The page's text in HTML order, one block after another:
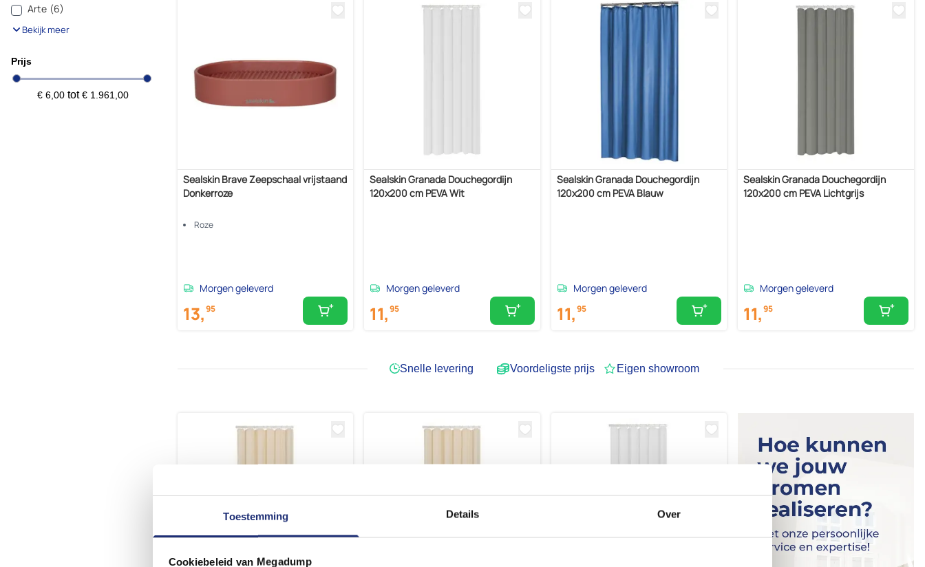
Toestemming Details Over
Cookiebeleid van Megadump
Arte (6)
Bekijk meer
Prijs
€ 6,00 tot € 1.961,00
Sealskin Brave Zeepschaal vrijstaand
Donkerroze
Roze
Morgen geleverd
13,95
Sealskin Granada Douchegordijn
120x200 cm PEVA Wit
Morgen geleverd
11,95
Sealskin Granada Douchegordijn
120x200 cm PEVA Blauw
Morgen geleverd
11,95
Sealskin Granada Douchegordijn
120x200 cm PEVA Lichtgrijs
Morgen geleverd
11,95
Snelle levering Voordeligste prijs Eigen showroom